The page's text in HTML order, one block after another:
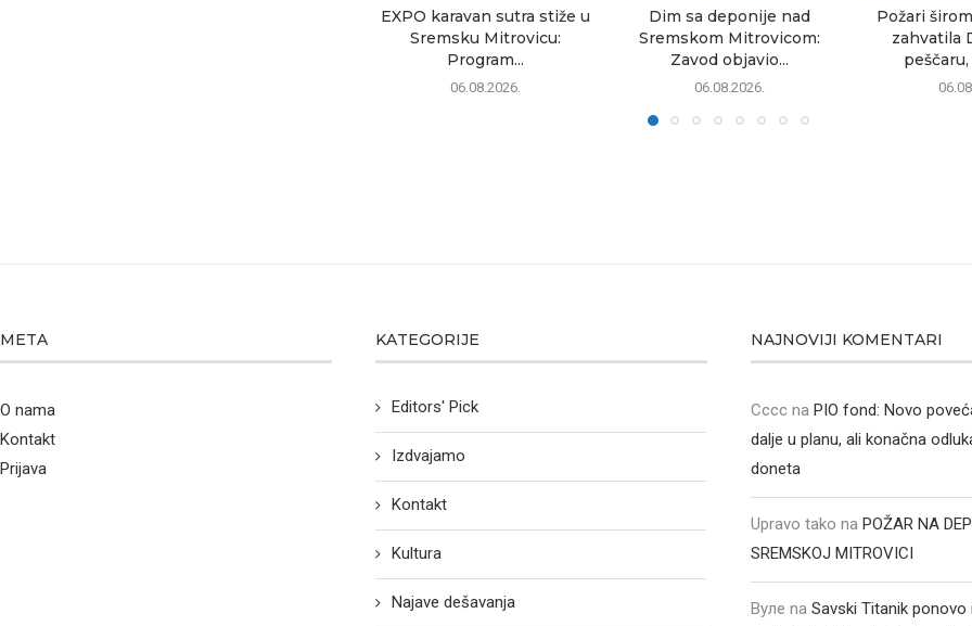
EXPO karavan sutra stiže u
Sremsku Mitrovicu:
Program...
06.08.2026.
Dim sa deponije nad
Sremskom Mitrovicom:
Zavod objavio...
06.08.2026.
Požari
zahvatila
META
O nama
Kontakt
Prijava
KATEGORIJE
Editors' Pick
Izdvajamo
Kontakt
Kultura
Najave dešavanja
NAJNOVIJI KOMENTARI
Cccc naPIO fond: Novo
dalje u planu, ali konačna
doneta
Upravo tako naPOŽAR NA
SREMSKOJ MITROVICI
Вуле naSavski Titanik ponovo